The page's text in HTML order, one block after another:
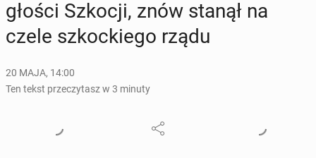
gło­ści Szkocji, znów stanął na
czele szkoc­kie­go rządu
20 MAJA, 14:00
Ten tekst przeczytasz w 3 minuty